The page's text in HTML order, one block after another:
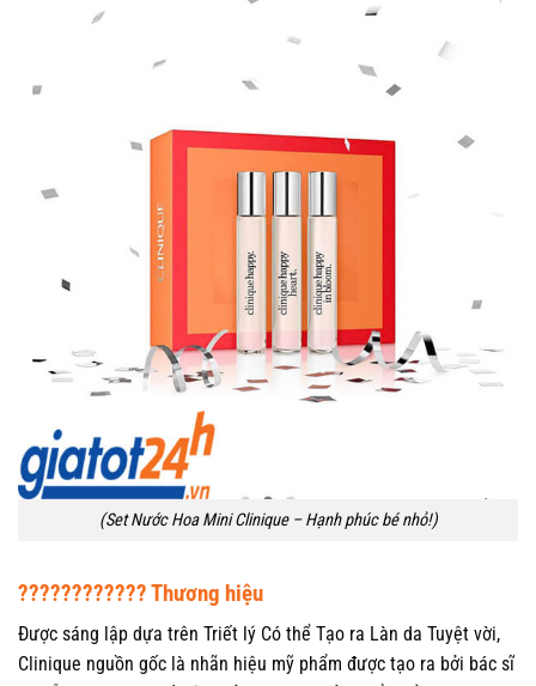
(Set Nước Hoa Mini Clinique – Hạnh phúc bé nhỏ!)
???????????? Thương hiệu
Được sáng lập dựa trên Triết lý Có thể Tạo ra Làn da Tuyệt vời,
Clinique nguồn gốc là nhãn hiệu mỹ phẩm được tạo ra bởi bác sĩ